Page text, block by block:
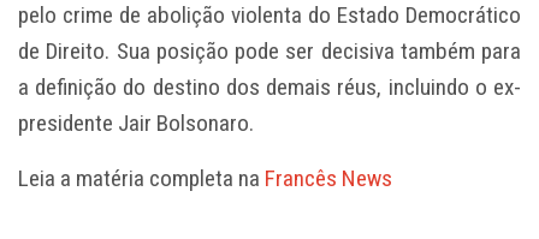
pelo crime de abolição violenta do Estado Democrático
de Direito. Sua posição pode ser decisiva também para
a definição do destino dos demais réus, incluindo o ex-
presidente Jair Bolsonaro.
Leia a matéria completa na Francês News